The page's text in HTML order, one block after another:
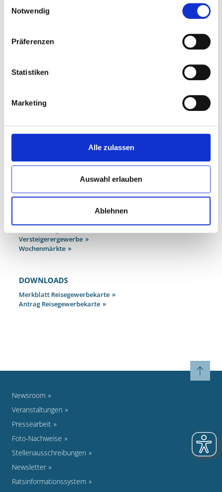
Notwendig
Präferenzen
Statistiken
Marketing
Alle zulassen
Auswahl erlauben
Ablehnen
Die für die beabsichtigte Tätigkeit erforderliche Zuverlässigkeit
Bekämpfung der Schwarzarbeit, Handwerksrecht
Bewachungsgewerbe
Gaststättenbeschwerden
Gaststättenerlaubnisse
Gewerbemeldestelle
Pfandleihergewerbe
Versteigerergewerbe
Wochenmärkte
DOWNLOADS
Merkblatt Reisegewerbekarte
Antrag Reisegewerbekarte
Newsroom
Veranstaltungen
Pressearbeit
Foto-Nachweise
Stellenausschreibungen
Newsletter
Ratsinformationssystem